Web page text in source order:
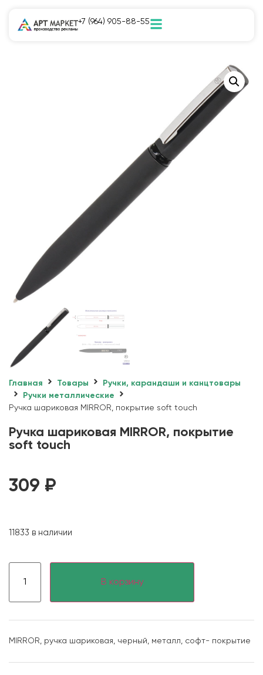
+7 (964) 905-88-55
Главная Товары
Ручки, карандаши и канцтовары
Ручки металлические
Ручка шариковая MIRROR, покрытие soft touch
Ручка шариковая MIRROR, покрытие
soft touch
309 ₽
11833 в наличии
В корзину
MIRROR, ручка шариковая, черный, металл, софт- покрытие